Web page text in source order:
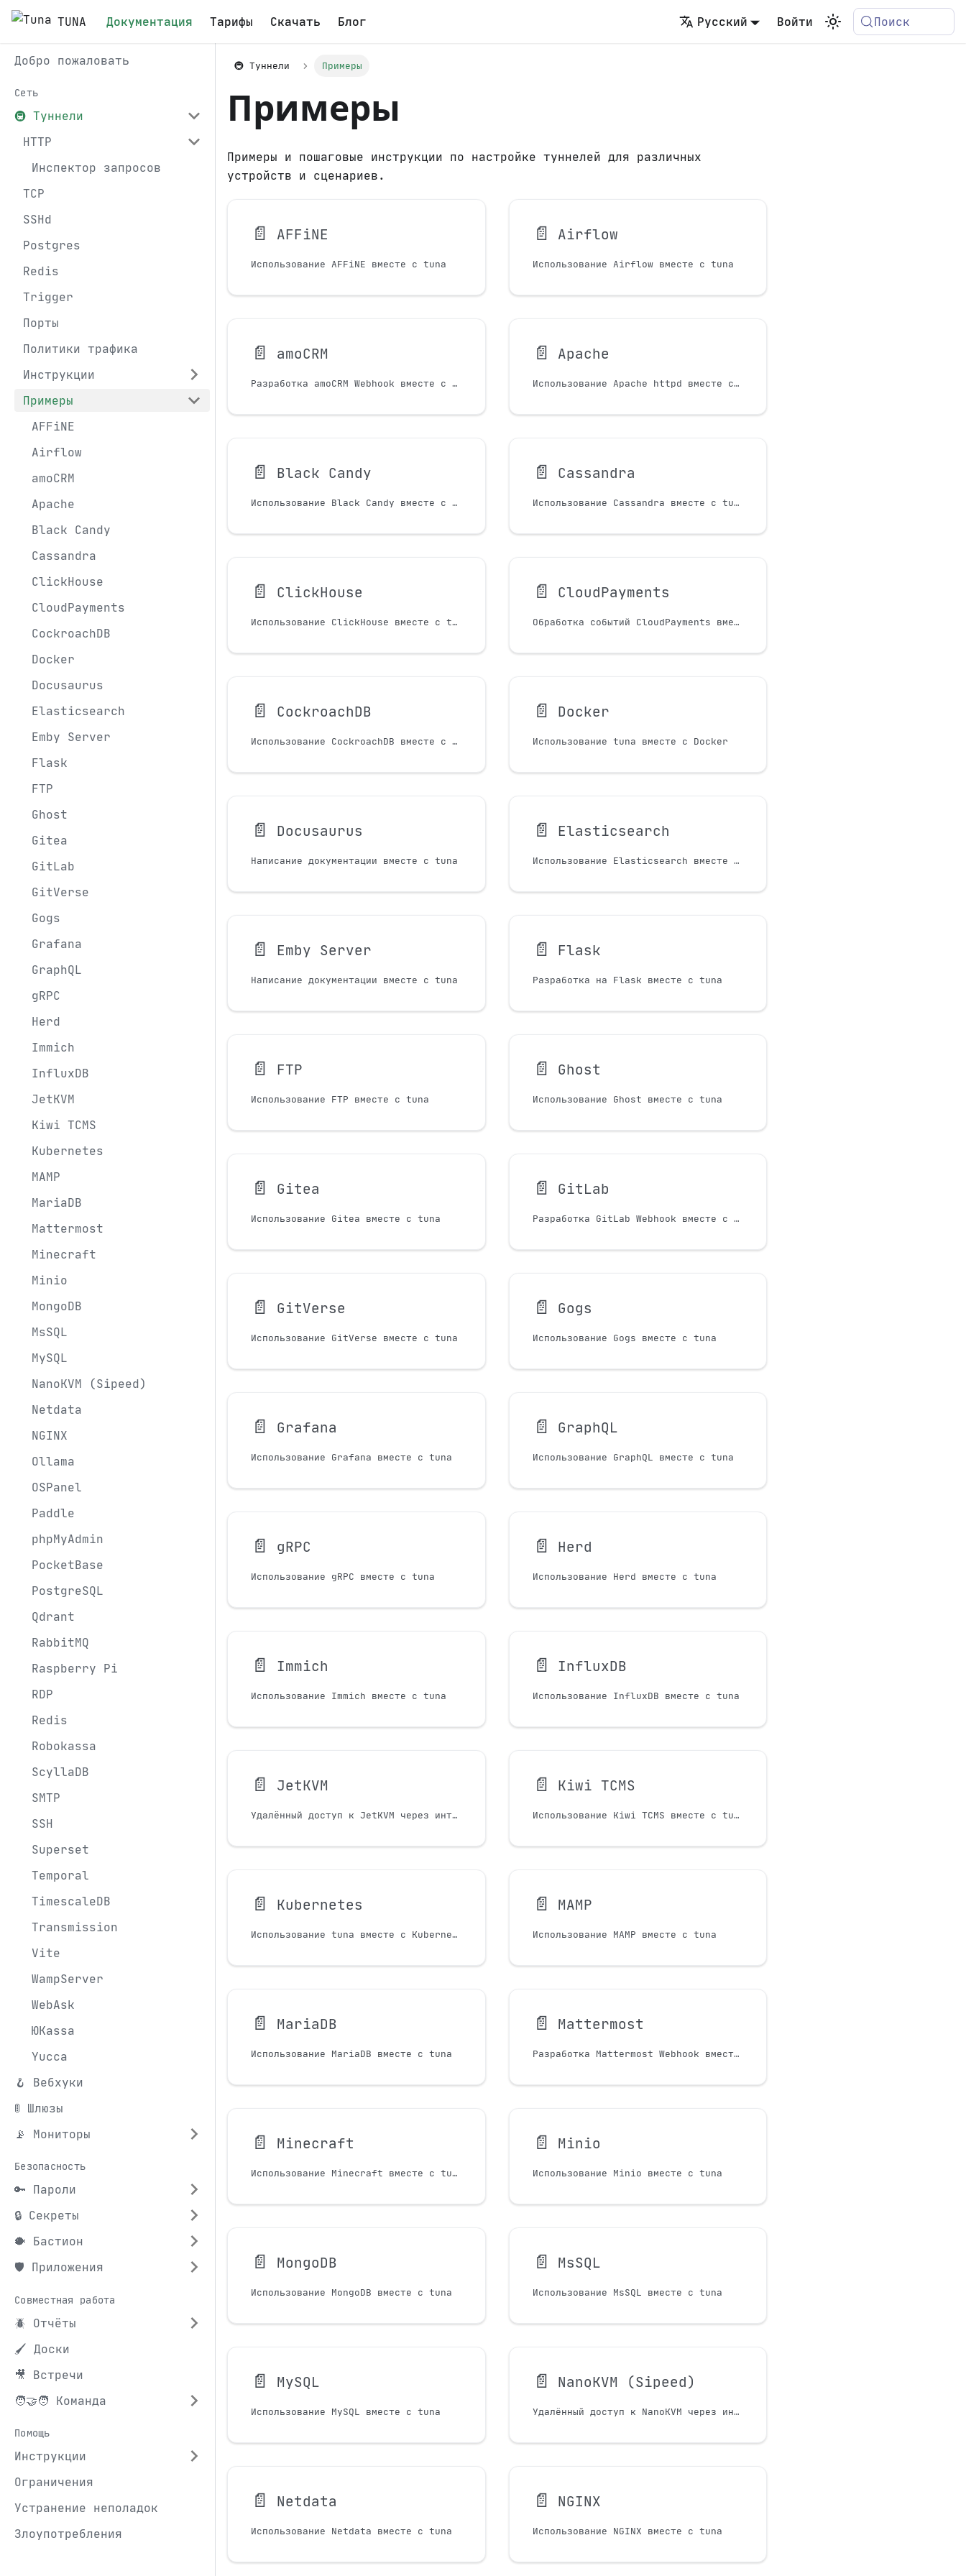
TUNA Документация Тарифы Скачать Блог Русский Войти Поиск
Добро пожаловать
Сеть
🚇 Туннели
HTTP
Инспектор запросов
TCP
SSHd
Postgres
Redis
Trigger
Порты
Политики трафика
Инструкции
Примеры
AFFiNE
Airflow
amoCRM
Apache
Black Candy
Cassandra
ClickHouse
CloudPayments
CockroachDB
Docker
Docusaurus
Elasticsearch
Emby Server
Flask
FTP
Ghost
Gitea
GitLab
GitVerse
Gogs
Grafana
GraphQL
gRPC
Herd
Immich
InfluxDB
JetKVM
Kiwi TCMS
Kubernetes
MAMP
MariaDB
Mattermost
Minecraft
Minio
MongoDB
MsSQL
MySQL
NanoKVM (Sipeed)
Netdata
NGINX
Ollama
OSPanel
Paddle
phpMyAdmin
PocketBase
PostgreSQL
Qdrant
RabbitMQ
Raspberry Pi
RDP
Redis
Robokassa
ScyllaDB
SMTP
SSH
Superset
Temporal
TimescaleDB
Transmission
Vite
WampServer
WebAsk
ЮKassa
Yucca
🪝 Вебхуки
🚦 Шлюзы
📡 Мониторы
Безопасность
🔑 Пароли
🔒 Секреты
🐡 Бастион
🛡️ Приложения
Совместная работа
🪲 Отчёты
🖌️ Доски
🎥 Встречи
🧑‍🤝‍🧑 Команда
Помощь
Инструкции
Ограничения
Устранение неполадок
Злоупотребления
🚇 Туннели Примеры
Примеры
Примеры и пошаговые инструкции по настройке туннелей для различных
устройств и сценариев.
📄️ AFFiNE
Использование AFFiNE вместе с tuna
📄️ Airflow
Использование Airflow вместе с tuna
📄️ amoCRM
Разработка amoCRM Webhook вместе с tuna
📄️ Apache
Использование Apache httpd вместе с tuna
📄️ Black Candy
Использование Black Candy вместе с tuna
📄️ Cassandra
Использование Cassandra вместе с tuna
📄️ ClickHouse
Использование ClickHouse вместе с tuna
📄️ CloudPayments
Обработка событий CloudPayments вместе с tuna
📄️ CockroachDB
Использование CockroachDB вместе с tuna
📄️ Docker
Использование tuna вместе с Docker
📄️ Docusaurus
Написание документации вместе с tuna
📄️ Elasticsearch
Использование Elasticsearch вместе с tuna
📄️ Emby Server
Написание документации вместе с tuna
📄️ Flask
Разработка на Flask вместе с tuna
📄️ FTP
Использование FTP вместе с tuna
📄️ Ghost
Использование Ghost вместе с tuna
📄️ Gitea
Использование Gitea вместе с tuna
📄️ GitLab
Разработка GitLab Webhook вместе с tuna
📄️ GitVerse
Использование GitVerse вместе с tuna
📄️ Gogs
Использование Gogs вместе с tuna
📄️ Grafana
Использование Grafana вместе с tuna
📄️ GraphQL
Использование GraphQL вместе с tuna
📄️ gRPC
Использование gRPC вместе с tuna
📄️ Herd
Использование Herd вместе с tuna
📄️ Immich
Использование Immich вместе с tuna
📄️ InfluxDB
Использование InfluxDB вместе с tuna
📄️ JetKVM
Удалённый доступ к JetKVM через интернет с помощью Tuna
📄️ Kiwi TCMS
Использование Kiwi TCMS вместе с tuna
📄️ Kubernetes
Использование tuna вместе с Kubernetes
📄️ MAMP
Использование MAMP вместе с tuna
📄️ MariaDB
Использование MariaDB вместе с tuna
📄️ Mattermost
Разработка Mattermost Webhook вместе с tuna
📄️ Minecraft
Использование Minecraft вместе с tuna
📄️ Minio
Использование Minio вместе с tuna
📄️ MongoDB
Использование MongoDB вместе с tuna
📄️ MsSQL
Использование MsSQL вместе с tuna
📄️ MySQL
Использование MySQL вместе с tuna
📄️ NanoKVM (Sipeed)
Удалённый доступ к NanoKVM через интернет с помощью Tuna
📄️ Netdata
Использование Netdata вместе с tuna
📄️ NGINX
Использование NGINX вместе с tuna